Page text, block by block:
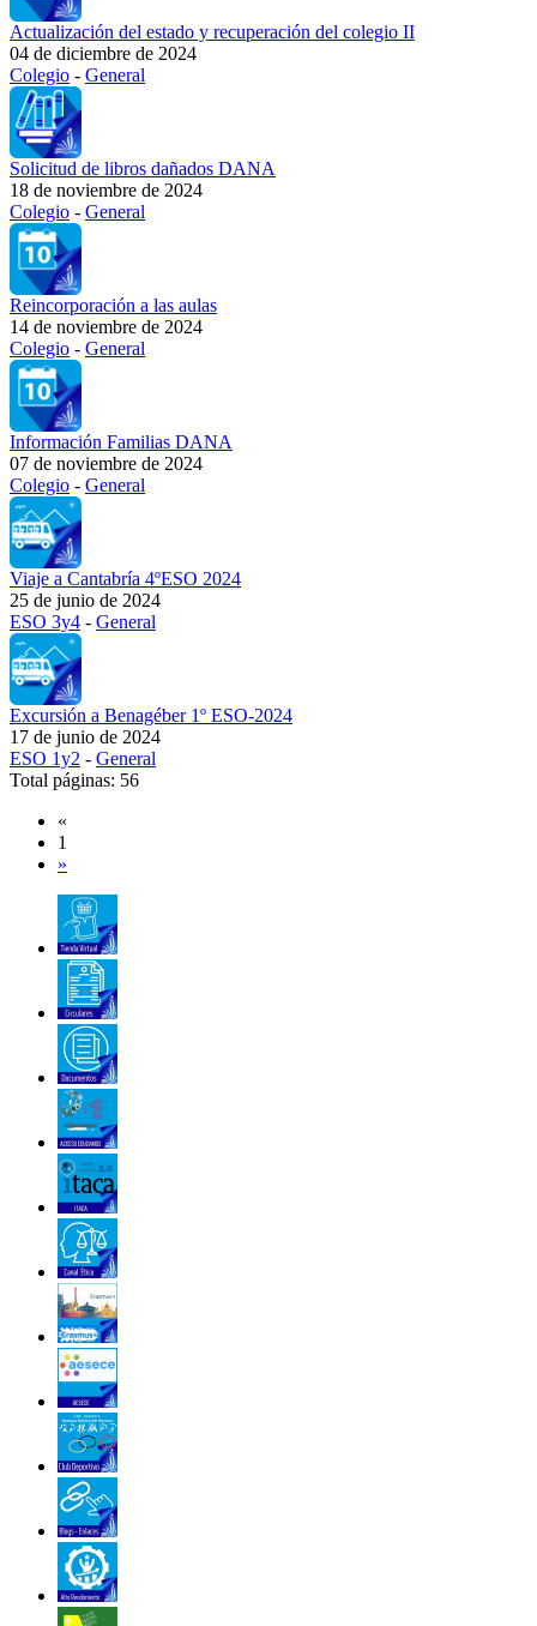
Actualización del estado y recuperación del colegio II
04 de diciembre de 2024
Colegio - General
Solicitud de libros dañados DANA
18 de noviembre de 2024
Colegio - General
Reincorporación a las aulas
14 de noviembre de 2024
Colegio - General
Información Familias DANA
07 de noviembre de 2024
Colegio - General
Viaje a Cantabría 4ºESO 2024
25 de junio de 2024
ESO 3y4 - General
Excursión a Benagéber 1º ESO-2024
17 de junio de 2024
ESO 1y2 - General
Total páginas: 56
«
1
»